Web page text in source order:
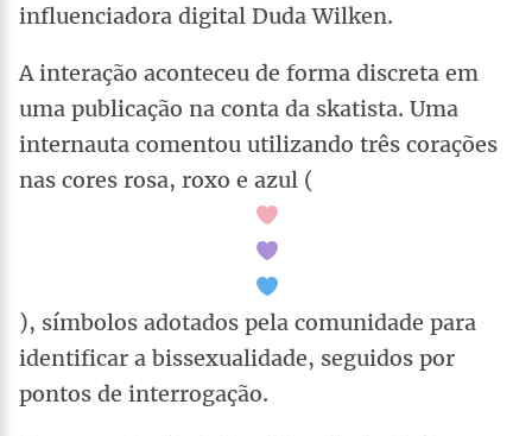
influenciadora digital Duda Wilken.
A interação aconteceu de forma discreta em
uma publicação na conta da skatista. Uma
internauta comentou utilizando três corações
nas cores rosa, roxo e azul (
), símbolos adotados pela comunidade para
identificar a bissexualidade, seguidos por
pontos de interrogação.